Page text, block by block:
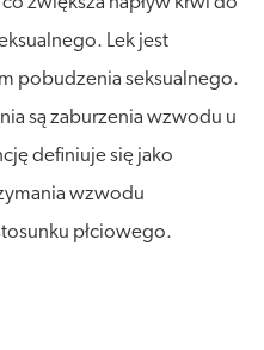
Lek jest
pobudzenia seksualnego.
są zaburzenia wzwodu u
definiuje się jako
wzwodu
płciowego.